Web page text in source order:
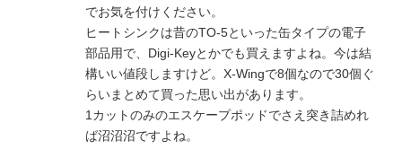
でお気を付けください。
ヒートシンクは昔のTO-5といった缶タイプの電子
部品用で、Digi-Keyとかでも買えますよね。今は結
構いい値段しますけど。X-Wingで8個なので30個ぐ
らいまとめて買った思い出があります。
1カットのみのエスケープポッドでさえ突き詰めれ
ば沼沼沼ですよね。